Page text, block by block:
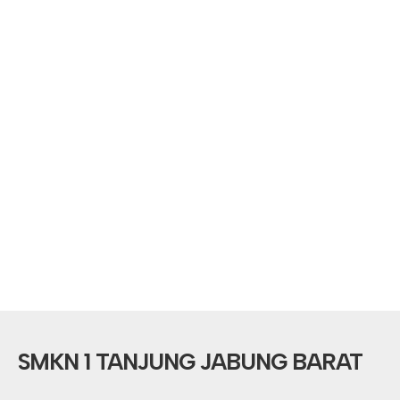
SMKN 1 TANJUNG JABUNG BARAT